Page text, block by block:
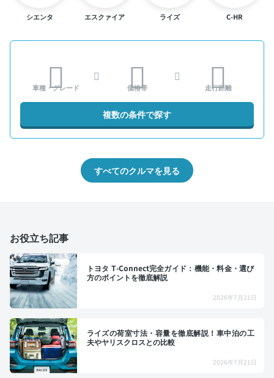
シエンタ エスクァイア ライズ C-HR
車種・グレード 価格帯 走行距離
複数の条件で探す
すべてのクルマを見る
お役立ち記事
トヨタ T-Connect完全ガイド：機能・料金・選び
方のポイントを徹底解説
2026年7月21日
ライズの荷室寸法・容量を徹底解説！車中泊の工
夫やヤリスクロスとの比較
2026年7月21日